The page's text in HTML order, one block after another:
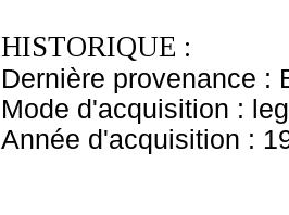
HISTORIQUE :
Dernière provenance :
Mode d'acquisition :
Année d'acquisition :